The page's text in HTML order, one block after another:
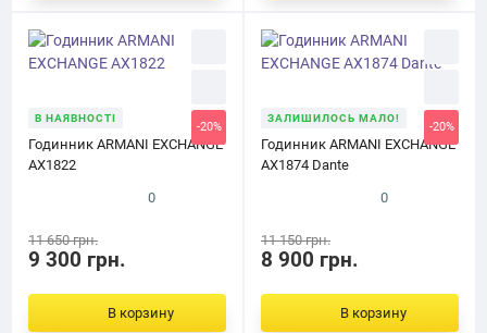
-20%
В НАЯВНОСТІ
Годинник ARMANI EXCHANGE
AX1822
0
11 650 грн.
9 300 грн.
В корзину
-20%
ЗАЛИШИЛОСЬ МАЛО!
Годинник ARMANI EXCHANGE
AX1874 Dante
0
11 150 грн.
8 900 грн.
В корзину